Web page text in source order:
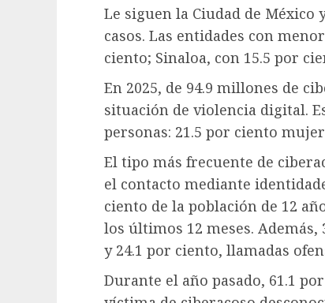
Le siguen la Ciudad de México
casos. Las entidades con
ciento; Sinaloa, con 15.5 por
En 2025, de 94.9 millones de
situación de violencia digital.
personas: 21.5 por ciento
El tipo más frecuente de
el contacto mediante
ciento de la población de 12
los últimos 12 meses.
y 24.1 por ciento, llamadas
Durante el año pasado, 61.1